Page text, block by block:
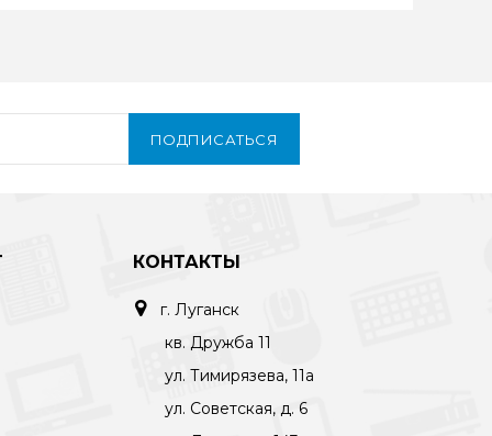
ПОДПИСАТЬСЯ
КОНТАКТЫ
г. Луганск
кв. Дружба 11
ул. Тимирязева, 11а
ул. Советская, д. 6